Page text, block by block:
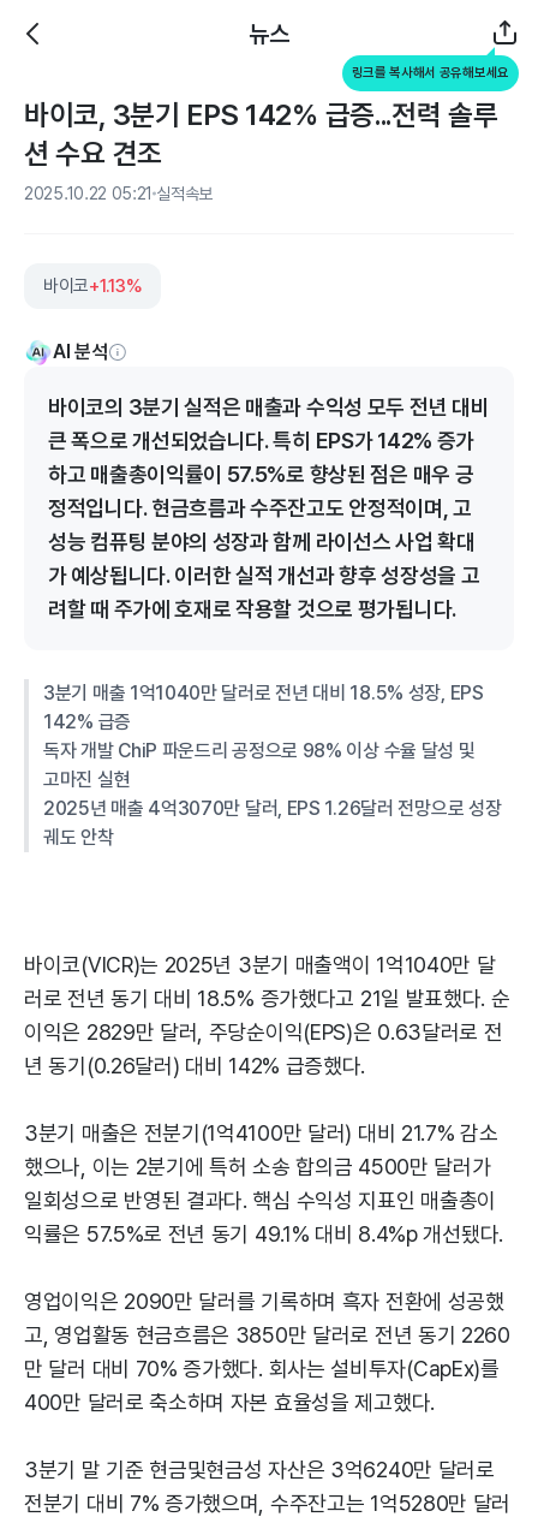
뉴스
링크를 복사해서 공유해보세요
바이코, 3분기 EPS 142% 급증...전력 솔루
션 수요 견조
2025.10.22 05:21 실적속보
바이코+1.13%
AI 분석
바이코의 3분기 실적은 매출과 수익성 모두 전년 대비
큰 폭으로 개선되었습니다. 특히 EPS가 142% 증가
하고 매출총이익률이 57.5%로 향상된 점은 매우 긍
정적입니다. 현금흐름과 수주잔고도 안정적이며, 고
성능 컴퓨팅 분야의 성장과 함께 라이선스 사업 확대
가 예상됩니다. 이러한 실적 개선과 향후 성장성을 고
려할 때 주가에 호재로 작용할 것으로 평가됩니다.
3분기 매출 1억1040만 달러로 전년 대비 18.5% 성장, EPS
142% 급증
독자 개발 ChiP 파운드리 공정으로 98% 이상 수율 달성 및
고마진 실현
2025년 매출 4억3070만 달러, EPS 1.26달러 전망으로 성장
궤도 안착
바이코(VICR)는 2025년 3분기 매출액이 1억1040만 달
러로 전년 동기 대비 18.5% 증가했다고 21일 발표했다. 순
이익은 2829만 달러, 주당순이익(EPS)은 0.63달러로 전
년 동기(0.26달러) 대비 142% 급증했다.
3분기 매출은 전분기(1억4100만 달러) 대비 21.7% 감소
했으나, 이는 2분기에 특허 소송 합의금 4500만 달러가
일회성으로 반영된 결과다. 핵심 수익성 지표인 매출총이
익률은 57.5%로 전년 동기 49.1% 대비 8.4%p 개선됐다.
영업이익은 2090만 달러를 기록하며 흑자 전환에 성공했
고, 영업활동 현금흐름은 3850만 달러로 전년 동기 2260
만 달러 대비 70% 증가했다. 회사는 설비투자(CapEx)를
400만 달러로 축소하며 자본 효율성을 제고했다.
3분기 말 기준 현금및현금성 자산은 3억6240만 달러로
전분기 대비 7% 증가했으며, 수주잔고는 1억5280만 달러